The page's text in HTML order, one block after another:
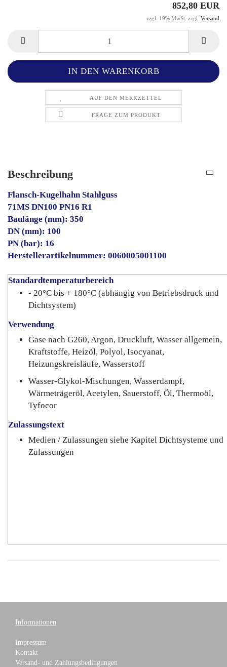
852,80 EUR
zzgl. 19% MwSt. zzgl. Versand
AUF DEN MERKZETTEL
FRAGE ZUM PRODUKT
Beschreibung
Flansch-Kugelhahn Stahlguss
71MS DN100 PN16 R1
Baulänge (mm): 350
DN (mm): 100
PN (bar): 16
Herstellerartikelnummer: 0060005001100
Standardtemperaturbereich
- 20°C bis + 180°C (abhängig von Betriebsdruck und
Dichtsystem)
Verwendung
Gase nach G260, Argon, Druckluft, Wasser allgemein,
Kraftstoffe, Heizöl, Polyol, Isocyanat,
Heizungskreisläufe, Wasserstoff
Wasser-Glykol-Mischungen, Wasserdampf,
Wärmeträgeröl, Acetylen, Sauerstoff, Öl, Thermoöl,
Tyfocor
Zulassungstext
Medien / Zulassungen siehe Kapitel Dichtsysteme und
Zulassungen
Informationen
Impressum
Kontakt
Versand- und Zahlungsbedingungen